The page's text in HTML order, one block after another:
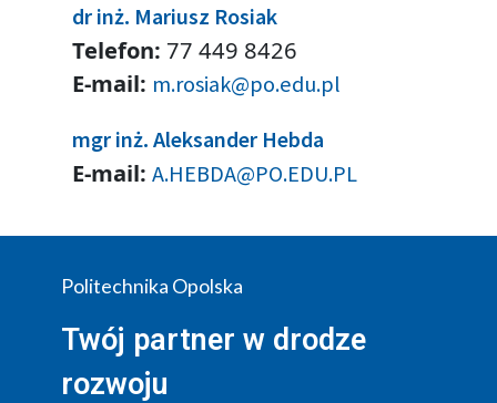
dr inż. Mariusz Rosiak
Telefon: 77 449 8426
E-mail: m.rosiak@po.edu.pl
mgr inż. Aleksander Hebda
E-mail: A.HEBDA@PO.EDU.PL
Politechnika Opolska
Twój partner w drodze
rozwoju